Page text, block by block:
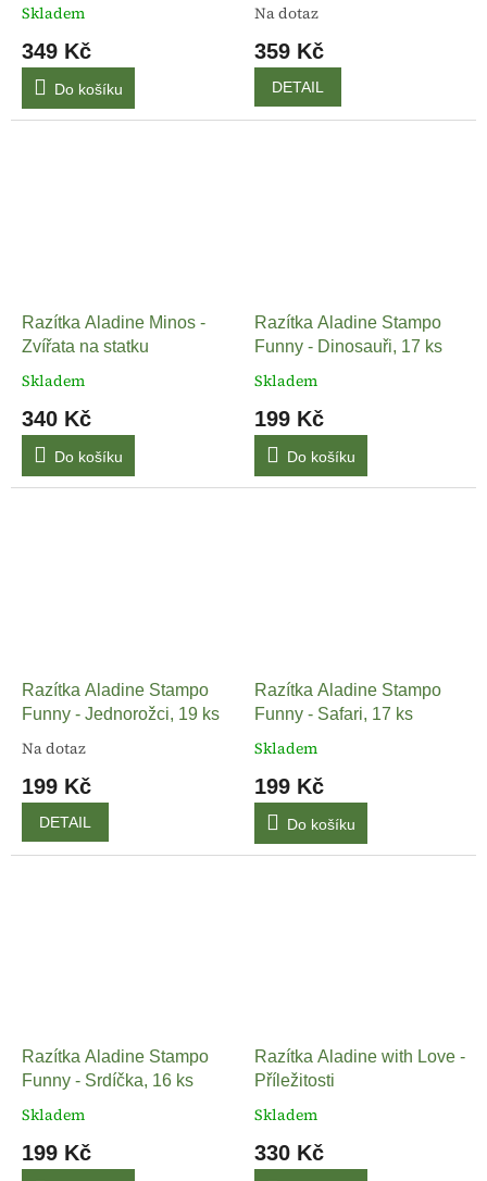
Skladem
349 Kč
Do košíku
Na dotaz
359 Kč
DETAIL
Razítka Aladine Minos -
Zvířata na statku
Skladem
340 Kč
Do košíku
Razítka Aladine Stampo
Funny - Dinosauři, 17 ks
Skladem
199 Kč
Do košíku
Razítka Aladine Stampo
Funny - Jednorožci, 19 ks
Na dotaz
199 Kč
DETAIL
Razítka Aladine Stampo
Funny - Safari, 17 ks
Skladem
199 Kč
Do košíku
Razítka Aladine Stampo
Funny - Srdíčka, 16 ks
Skladem
199 Kč
Razítka Aladine with Love -
Příležitosti
Skladem
330 Kč